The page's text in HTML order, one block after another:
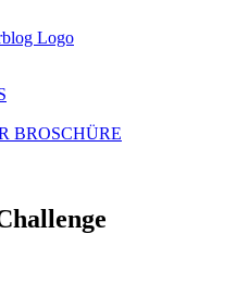
BROSCHÜRE